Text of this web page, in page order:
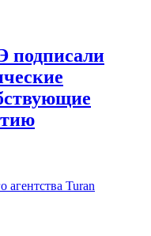
подписали